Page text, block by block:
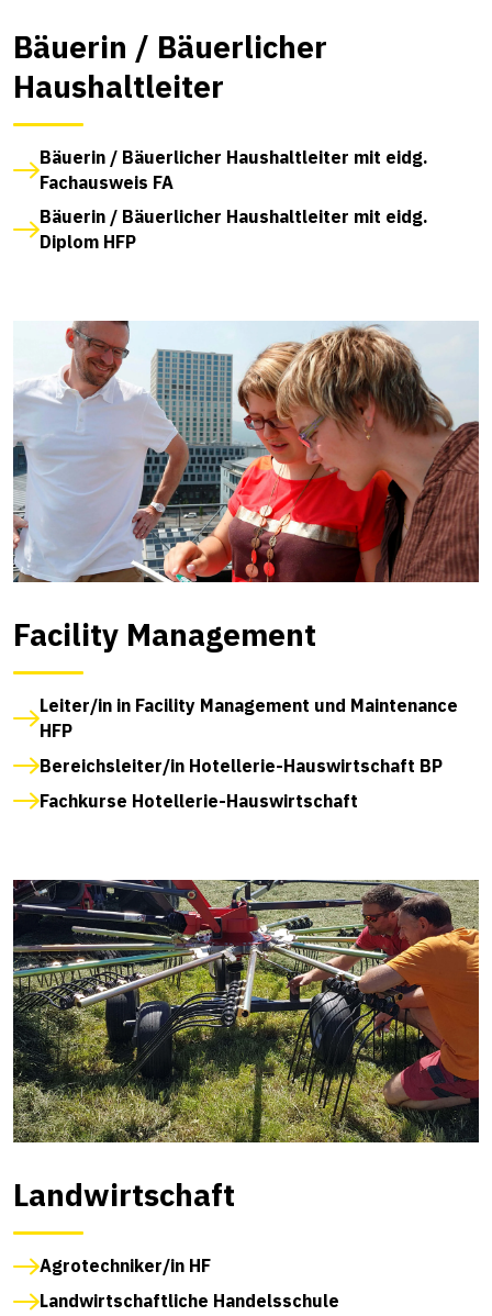
Bäuerin / Bäuerlicher
Haushaltleiter
Bäuerin / Bäuerlicher Haushaltleiter mit eidg.
Fachausweis FA
Bäuerin / Bäuerlicher Haushaltleiter mit eidg.
Diplom HFP
Facility Management
Leiter/in in Facility Management und Maintenance
HFP
Bereichsleiter/in Hotellerie-Hauswirtschaft BP
Fachkurse Hotellerie-Hauswirtschaft
Landwirtschaft
Agrotechniker/in HF
Landwirtschaftliche Handelsschule